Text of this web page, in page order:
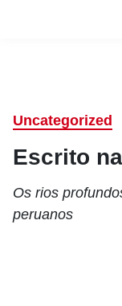
Uncategorized
Escrito
Os rios
peruanos